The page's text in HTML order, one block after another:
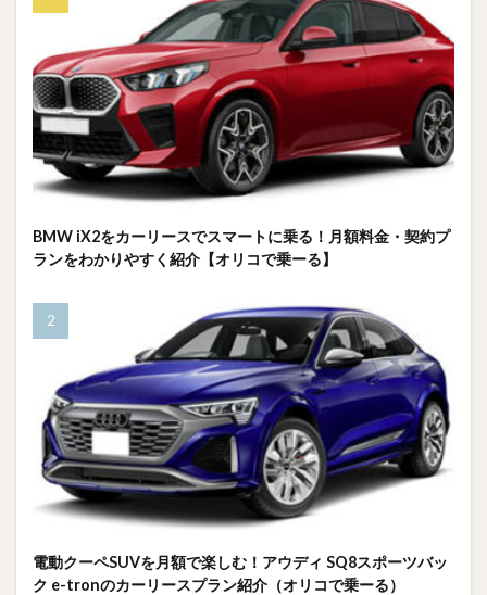
BMW iX2をカーリースでスマートに乗る！月額料金・契約プ
ランをわかりやすく紹介【オリコで乗ーる】
電動クーペSUVを月額で楽しむ！アウディ SQ8スポーツバッ
ク e-tronのカーリースプラン紹介（オリコで乗ーる）